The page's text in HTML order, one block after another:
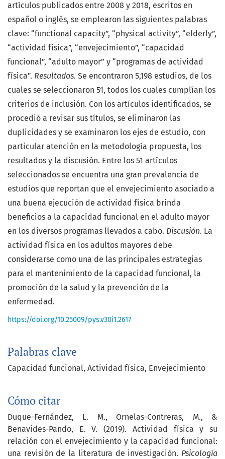
Palabras clave
Capacidad funcional Actividad física Envejecimiento
Cómo citar
Duque-Fernández, L. M., Ornelas-Contreras, M., &
Benavides-Pando, E. V. (2019). Actividad física y su
relación con el envejecimiento y la capacidad funcional:
una revisión de la literatura de investigación. Psicología
artículos publicados entre 2008 y 2018, escritos en
español o inglés, se emplearon las siguientes palabras
clave: “functional capacity”, “physical activity”, “elderly”,
“actividad física”, “envejecimiento”, “capacidad
funcional”, “adulto mayor” y “programas de actividad
física”. Resultados. Se encontraron 5,198 estudios, de los
cuales se seleccionaron 51, todos los cuales cumplían los
criterios de inclusión. Con los artículos identificados, se
procedió a revisar sus títulos, se eliminaron las
duplicidades y se examinaron los ejes de estudio, con
particular atención en la metodología propuesta, los
resultados y la discusión. Entre los 51 artículos
seleccionados se encuentra una gran prevalencia de
estudios que reportan que el envejecimiento asociado a
una buena ejecución de actividad física brinda
beneficios a la capacidad funcional en el adulto mayor
en los diversos programas llevados a cabo. Discusión. La
actividad física en los adultos mayores debe
considerarse como una de las principales estrategias
para el mantenimiento de la capacidad funcional, la
promoción de la salud y la prevención de la
enfermedad.
https://doi.org/10.25009/pys.v30i1.2617